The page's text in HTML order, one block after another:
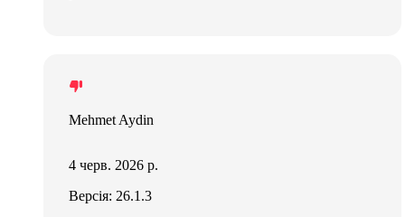
Mehmet Aydin
4 черв. 2026 р.
Версія: 26.1.3